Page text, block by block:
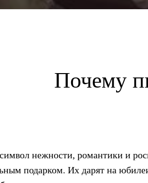
Почему
нежности, романтики и
подарком. Их дарят на